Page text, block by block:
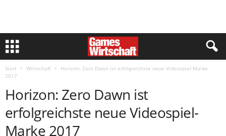
Start Wirtschaft
Horizon: Zero Dawn ist erfolgreichste neue Videospiel-Marke
2017
Horizon: Zero Dawn ist
erfolgreichste neue Videospiel-
Marke 2017